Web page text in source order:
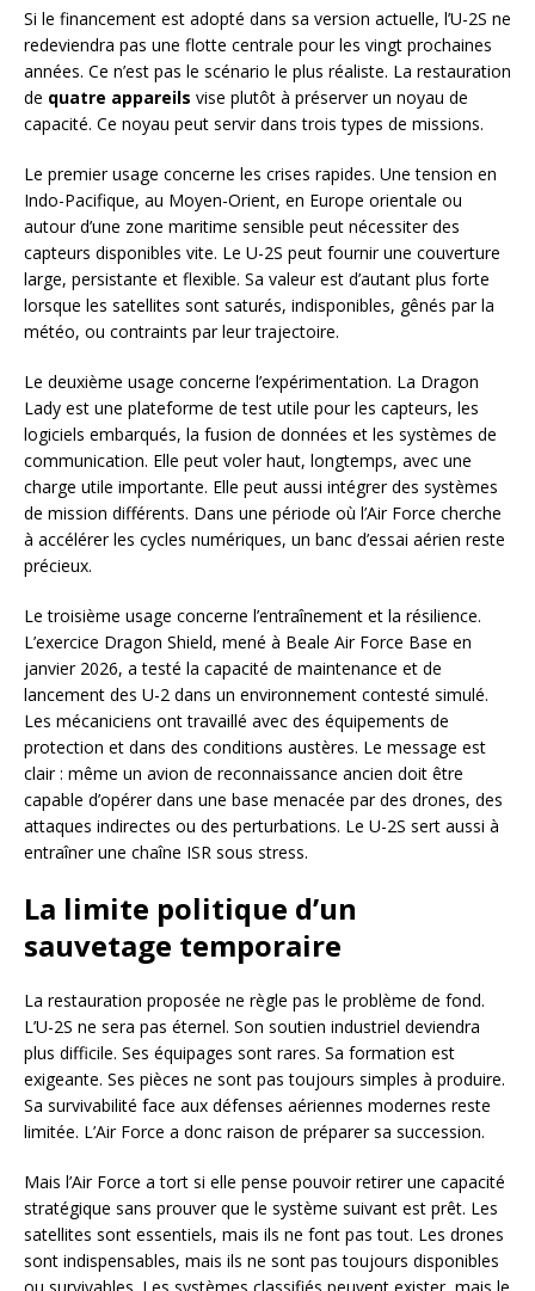
Si le financement est adopté dans sa version actuelle, l’U-2S ne
redeviendra pas une flotte centrale pour les vingt prochaines
années. Ce n’est pas le scénario le plus réaliste. La restauration
de quatre appareils vise plutôt à préserver un noyau de
capacité. Ce noyau peut servir dans trois types de missions.
Le premier usage concerne les crises rapides. Une tension en
Indo-Pacifique, au Moyen-Orient, en Europe orientale ou
autour d’une zone maritime sensible peut nécessiter des
capteurs disponibles vite. Le U-2S peut fournir une couverture
large, persistante et flexible. Sa valeur est d’autant plus forte
lorsque les satellites sont saturés, indisponibles, gênés par la
météo, ou contraints par leur trajectoire.
Le deuxième usage concerne l’expérimentation. La Dragon
Lady est une plateforme de test utile pour les capteurs, les
logiciels embarqués, la fusion de données et les systèmes de
communication. Elle peut voler haut, longtemps, avec une
charge utile importante. Elle peut aussi intégrer des systèmes
de mission différents. Dans une période où l’Air Force cherche
à accélérer les cycles numériques, un banc d’essai aérien reste
précieux.
Le troisième usage concerne l’entraînement et la résilience.
L’exercice Dragon Shield, mené à Beale Air Force Base en
janvier 2026, a testé la capacité de maintenance et de
lancement des U-2 dans un environnement contesté simulé.
Les mécaniciens ont travaillé avec des équipements de
protection et dans des conditions austères. Le message est
clair : même un avion de reconnaissance ancien doit être
capable d’opérer dans une base menacée par des drones, des
attaques indirectes ou des perturbations. Le U-2S sert aussi à
entraîner une chaîne ISR sous stress.
La limite politique d’un
sauvetage temporaire
La restauration proposée ne règle pas le problème de fond.
L’U-2S ne sera pas éternel. Son soutien industriel deviendra
plus difficile. Ses équipages sont rares. Sa formation est
exigeante. Ses pièces ne sont pas toujours simples à produire.
Sa survivabilité face aux défenses aériennes modernes reste
limitée. L’Air Force a donc raison de préparer sa succession.
Mais l’Air Force a tort si elle pense pouvoir retirer une capacité
stratégique sans prouver que le système suivant est prêt. Les
satellites sont essentiels, mais ils ne font pas tout. Les drones
sont indispensables, mais ils ne sont pas toujours disponibles